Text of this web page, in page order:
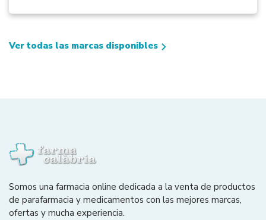
Ver todas las marcas disponibles
Somos una farmacia online dedicada a la venta de productos
de parafarmacia y medicamentos con las mejores marcas,
ofertas y mucha experiencia.